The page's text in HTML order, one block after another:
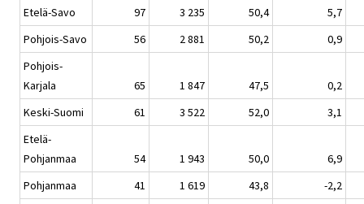
Etelä-Savo
97 3 235 50,4
5,7
Pohjois-Savo
56 2 881 50,2
0,9
Pohjois-
Karjala
65 1 847 47,5
0,2
Keski-Suomi
61 3 522 52,0
3,1
Etelä-
Pohjanmaa
54 1 943 50,0
6,9
Pohjanmaa
41 1 619 43,8
-2,2